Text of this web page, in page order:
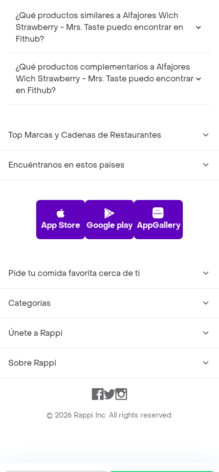
¿Qué productos similares a Alfajores Wich
Strawberry - Mrs. Taste puedo encontrar en
Fithub?
¿Qué productos complementarios a Alfajores
Wich Strawberry - Mrs. Taste puedo encontrar
en Fithub?
Top Marcas y Cadenas de Restaurantes
Encuéntranos en estos países
App Store Google play AppGallery
Pide tu comida favorita cerca de ti
Categorías
Únete a Rappi
Sobre Rappi
Facebook
TwitterInstagram
© 2026 Rappi Inc. All rights reserved.